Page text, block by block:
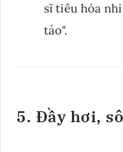
sĩ tiêu hóa
táo".
5. Đầy hơi,